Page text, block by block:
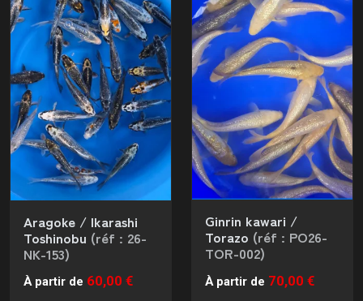
Aragoke / Ikarashi
Toshinobu (réf : 26-
NK-153)
À partir de 60,00 €
Ginrin kawari /
Torazo (réf : PO26-
TOR-002)
À partir de 70,00 €